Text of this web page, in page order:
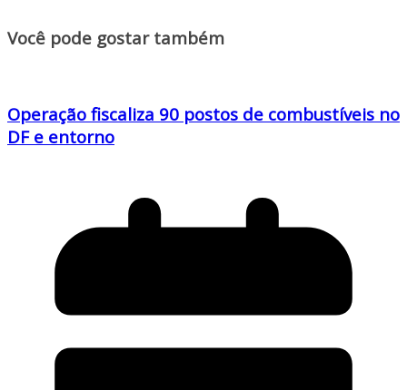
Você pode gostar também
Operação fiscaliza 90 postos de combustíveis no
DF e entorno